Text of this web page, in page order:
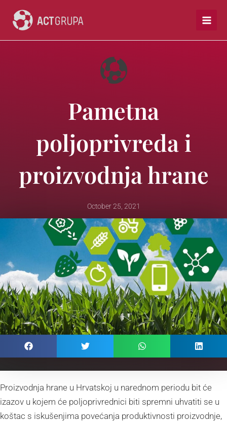
content
Pametna
poljoprivreda i
proizvodnja hrane
October 25, 2021
Proizvodnja hrane u Hrvatskoj u narednom periodu bit će
izazov u kojem će poljoprivrednici biti spremni uhvatiti se u
koštac s iskušenjima povećanja produktivnosti proizvodnje,